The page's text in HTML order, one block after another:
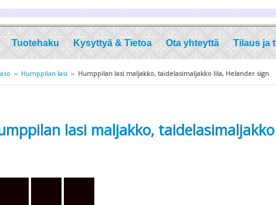
Tuotehaku Kysyttyä & Tietoa Ota yhteyttä Tilaus ja
›› Humppilan lasi ›› Humppilan lasi maljakko, taidelasimaljakko lila, Helander sign
lasi maljakko,